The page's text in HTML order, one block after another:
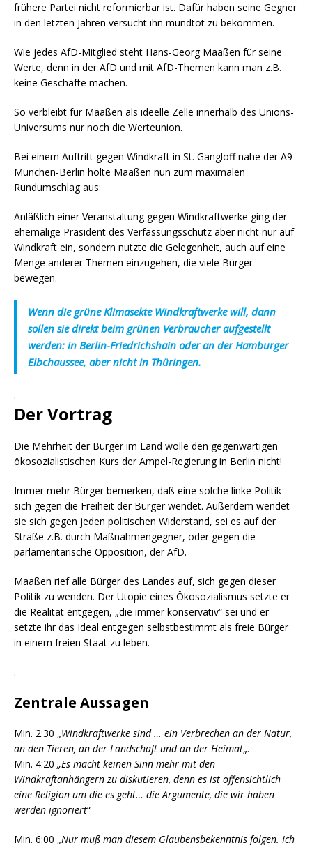
frühere Partei nicht reformierbar ist. Dafür haben seine Gegner
in den letzten Jahren versucht ihn mundtot zu bekommen.
Wie jedes AfD-Mitglied steht Hans-Georg Maaßen für seine
Werte, denn in der AfD und mit AfD-Themen kann man z.B.
keine Geschäfte machen.
So verbleibt für Maaßen als ideelle Zelle innerhalb des Unions-
Universums nur noch die Werteunion.
Bei einem Auftritt gegen Windkraft in St. Gangloff nahe der A9
München-Berlin holte Maaßen nun zum maximalen
Rundumschlag aus:
Anläßlich einer Veranstaltung gegen Windkraftwerke ging der
ehemalige Präsident des Verfassungsschutz aber nicht nur auf
Windkraft ein, sondern nutzte die Gelegenheit, auch auf eine
Menge anderer Themen einzugehen, die viele Bürger
bewegen.
Wenn die grüne Klimasekte Windkraftwerke will, dann
sollen sie direkt beim grünen Verbraucher aufgestellt
werden: in Berlin-Friedrichshain oder an der Hamburger
Elbchaussee, aber nicht in Thüringen.
.
Der Vortrag
Die Mehrheit der Bürger im Land wolle den gegenwärtigen
ökosozialistischen Kurs der Ampel-Regierung in Berlin nicht!
Immer mehr Bürger bemerken, daß eine solche linke Politik
sich gegen die Freiheit der Bürger wendet. Außerdem wendet
sie sich gegen jeden politischen Widerstand, sei es auf der
Straße z.B. durch Maßnahmengegner, oder gegen die
parlamentarische Opposition, der AfD.
Maaßen rief alle Bürger des Landes auf, sich gegen dieser
Politik zu wenden. Der Utopie eines Ökosozialismus setzte er
die Realität entgegen, „die immer konservativ“ sei und er
setzte ihr das Ideal entgegen selbstbestimmt als freie Bürger
in einem freien Staat zu leben.
.
Zentrale Aussagen
Min. 2:30 „Windkraftwerke sind … ein Verbrechen an der Natur,
an den Tieren, an der Landschaft und an der Heimat„.
Min. 4:20 „Es macht keinen Sinn mehr mit den
Windkraftanhängern zu diskutieren, denn es ist offensichtlich
eine Religion um die es geht… die Argumente, die wir haben
werden ignoriert“
Min. 6:00 „Nur muß man diesem Glaubensbekenntnis folgen. Ich